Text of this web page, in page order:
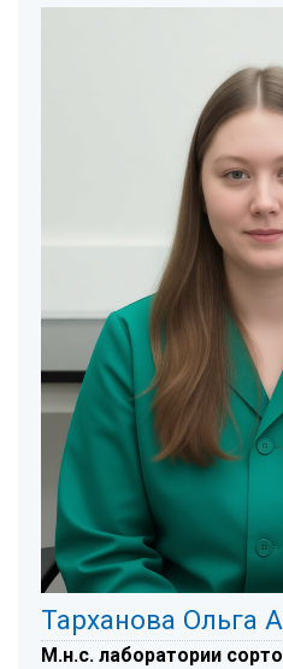
Тарханова Ольга
М.н.с. лаборатории